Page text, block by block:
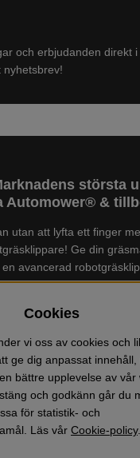
och erbjudanden direkt
nyhetsbrev!
största
Automower® &
utan att lyfta ett finger
Ge din
avancerad
enHusqvarna
urval av tillbehör och
och GARDENA. Vi
och trädgårdsprodukter
skor, grästrimmer,
dammsugare,
olja mm.
Cookies
vi oss av cookies och
ge dig anpassat innehåll,
bättre upplevelse av vår
och godkänn går du
för statistik- och
Läs vår Cookie-policy.